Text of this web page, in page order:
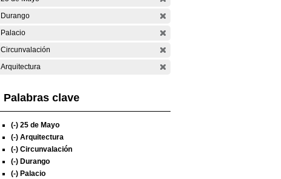
Durango
Palacio
Circunvalación
Arquitectura
Palabras clave
(-) 25 de Mayo
(-) Arquitectura
(-) Circunvalación
(-) Durango
(-) Palacio